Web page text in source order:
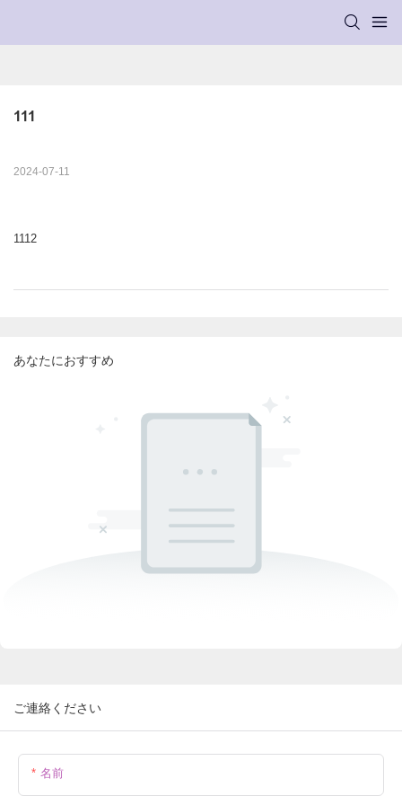
111
2024-07-11
1112
あなたにおすすめ
ご連絡ください
名前